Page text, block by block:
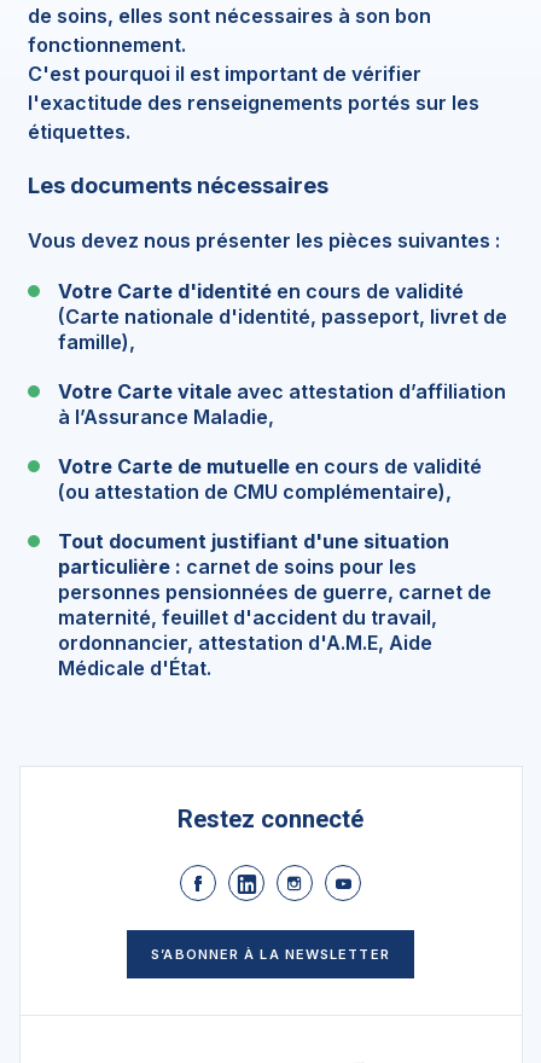
de soins, elles sont nécessaires à son bon
fonctionnement.
C'est pourquoi il est important de vérifier
l'exactitude des renseignements portés sur les
étiquettes.
Les documents nécessaires
Vous devez nous présenter les pièces suivantes :
Votre Carte d'identité en cours de validité
(Carte nationale d'identité, passeport, livret de
famille),
Votre Carte vitale avec attestation d’affiliation
à l’Assurance Maladie,
Votre Carte de mutuelle en cours de validité
(ou attestation de CMU complémentaire),
Tout document justifiant d'une situation
particulière : carnet de soins pour les
personnes pensionnées de guerre, carnet de
maternité, feuillet d'accident du travail,
ordonnancier, attestation d'A.M.E, Aide
Médicale d'État.
Restez connecté
S’ABONNER À LA NEWSLETTER